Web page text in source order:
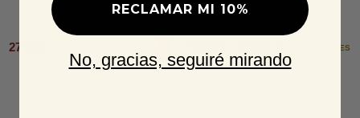
27,95 € 2 OPCIONES
RECLAMAR MI 10%
No, gracias, seguiré mirando